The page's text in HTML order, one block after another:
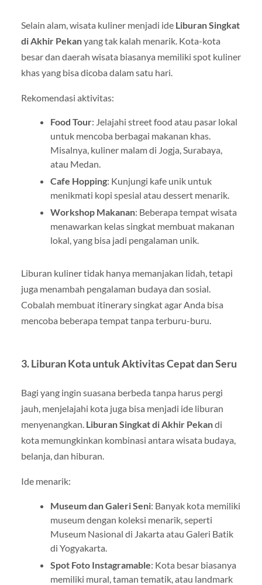
Selain alam, wisata kuliner menjadi ide Liburan Singkat
di Akhir Pekanyang tak kalah menarik. Kota-kota
besar dan daerah wisata biasanya memiliki spot kuliner
khas yang bisa dicoba dalam satu hari.
Rekomendasi aktivitas:
Food Tour: Jelajahi street food atau pasar lokal
untuk mencoba berbagai makanan khas.
Misalnya, kuliner malam di Jogja, Surabaya,
atau Medan.
Cafe Hopping: Kunjungi kafe unik untuk
menikmati kopi spesial atau dessert menarik.
Workshop Makanan: Beberapa tempat wisata
menawarkan kelas singkat membuat makanan
lokal, yang bisa jadi pengalaman unik.
Liburan kuliner tidak hanya memanjakan lidah, tetapi
juga menambah pengalaman budaya dan sosial.
Cobalah membuat itinerary singkat agar Anda bisa
mencoba beberapa tempat tanpa terburu-buru.
3. Liburan Kota untuk Aktivitas Cepat dan Seru
Bagi yang ingin suasana berbeda tanpa harus pergi
jauh, menjelajahi kota juga bisa menjadi ide liburan
menyenangkan. Liburan Singkat di Akhir Pekandi
kota memungkinkan kombinasi antara wisata budaya,
belanja, dan hiburan.
Ide menarik:
Museum dan Galeri Seni: Banyak kota memiliki
museum dengan koleksi menarik, seperti
Museum Nasional di Jakarta atau Galeri Batik
di Yogyakarta.
Spot Foto Instagramable: Kota besar biasanya
memiliki mural, taman tematik, atau landmark